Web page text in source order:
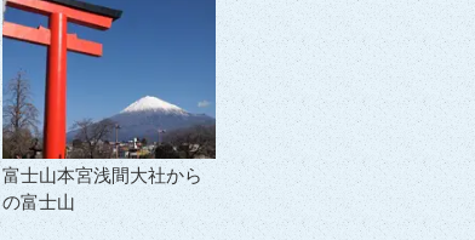
富士山本宮浅間大社から
の富士山